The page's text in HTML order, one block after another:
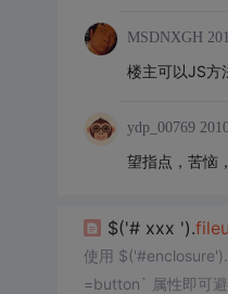
MSDNXGH
楼主可以JS方
ydp_00769
望指点，苦恼
$('# xxx ').file
使用 $('#enclosure').
=button` 属性即可